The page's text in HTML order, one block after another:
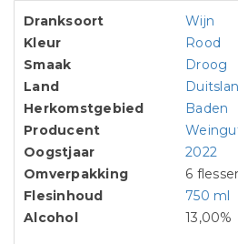
Dranksoort
Wijn
Kleur
Rood
Smaak
Droog
Land
Herkomstgebied
Baden
Producent
Oogstjaar
2022
Omverpakking
6
Flesinhoud
750 ml
Alcohol
13,00%